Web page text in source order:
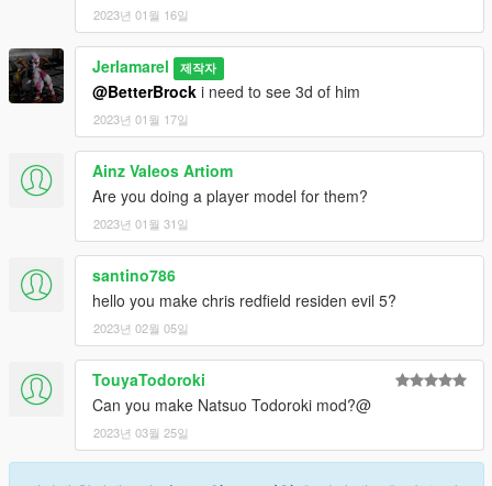
2023년 01월 16일
Jerlamarel 제작자
@BetterBrock i need to see 3d of him
2023년 01월 17일
Ainz Valeos Artiom
Are you doing a player model for them?
2023년 01월 31일
santino786
hello you make chris redfield residen evil 5?
2023년 02월 05일
TouyaTodoroki
Can you make Natsuo Todoroki mod?@
2023년 03월 25일